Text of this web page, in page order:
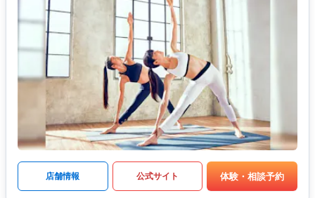
店舗情報 公式サイト 体験・相談予約